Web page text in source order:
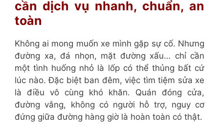
cần dịch vụ nhanh, chuẩn, an
toàn
Không ai mong muốn xe mình gặp sự cố. Nhưng
đường xa, đá nhọn, mặt đường xấu… chỉ cần
một tình huống nhỏ là lốp có thể thủng bất cứ
lúc nào. Đặc biệt ban đêm, việc tìm tiệm sửa xe
là điều vô cùng khó khăn. Quán đóng cửa,
đường vắng, không có người hỗ trợ, nguy cơ
đứng giữa đường hàng giờ là hoàn toàn có thật.